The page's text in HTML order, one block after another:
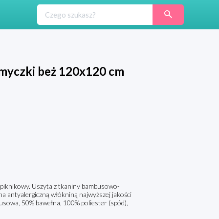
beż 120x120 cm
Uszyta z tkaniny bambusowo-
antyalergiczną włókniną najwyższej jakości
50% bawełna, 100% poliester (spód),